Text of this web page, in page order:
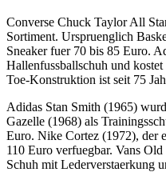
Converse Chuck Taylor All
Sortiment. Urspruenglich
Sneaker fuer 70 bis 85 Euro.
Hallenfussballschuh und
Toe-Konstruktion ist seit 75
Adidas Stan Smith (1965)
Gazelle (1968) als
Euro. Nike Cortez (1972), der
110 Euro verfuegbar. Vans
Schuh mit Lederverstaerkung